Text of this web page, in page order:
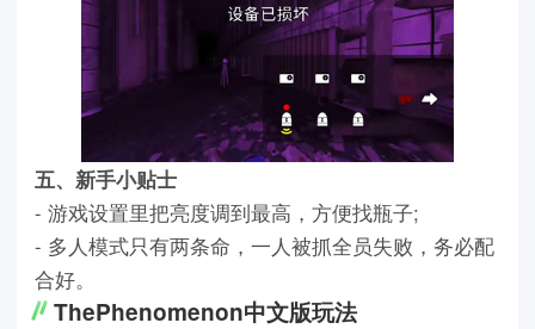
五、新手小贴士
- 游戏设置里把亮度调到最高，方便找瓶子;
- 多人模式只有两条命，一人被抓全员失败，务必配
合好。
ThePhenomenon中文版玩法